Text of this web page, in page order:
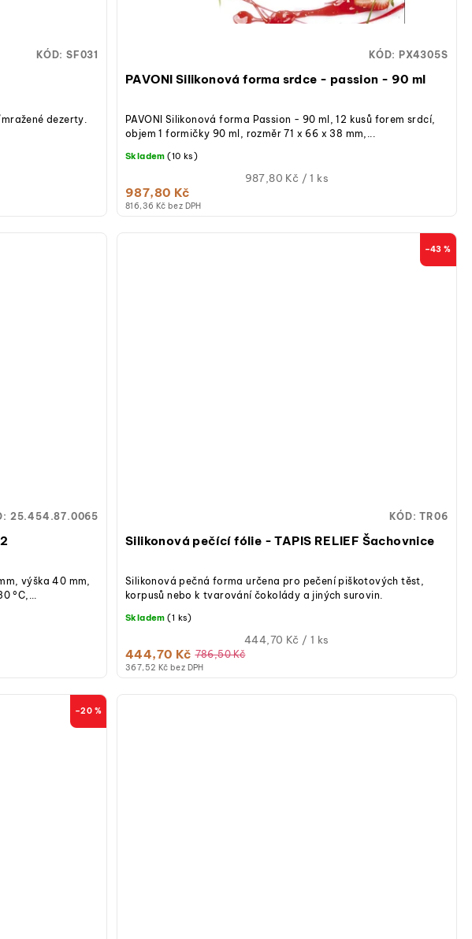
dezerty.
KÓD:SF031
PAVONI Silikonová forma srdce - passion - 90 ml
816,36 Kč bez DPH
987,80 Kč
Měrná
987,80 Kč / 1 ks
Skladem (10 ks)
PAVONI Silikonová forma Passion - 90 ml, 12 kusů forem srdcí,
objem 1 formičky 90 ml, rozměr 71 x 66 x 38 mm,...
KÓD: PX4305S
výška 40 mm,
°C,...
25.454.87.0065
–43 %
Silikonová pečící fólie - TAPIS RELIEF Šachovnice
367,52 Kč bez DPH
444,70 Kč 786,50 Kč
Měrná
cena:
444,70 Kč / 1 ks
Skladem (1 ks)
Silikonová pečná forma určena pro pečení piškotových těst,
korpusů nebo k tvarování čokolády a jiných surovin.
KÓD:TR06
–20 %